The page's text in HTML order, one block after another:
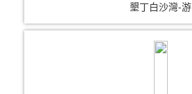
墾丁白沙灣-游